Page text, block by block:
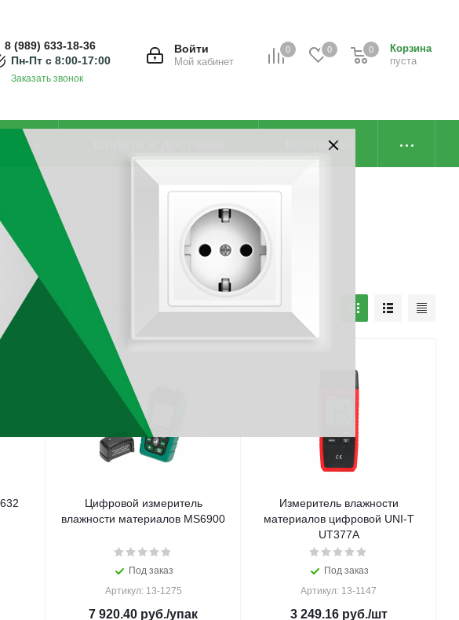
0 0
Корзина
пуста
0
Войти
Мой кабинет
8 (989) 633-18-36
Пн-Пт с 8:00-17:00
Заказать звонок
Контакты
материала
По цене По наличию
Цифровой измеритель
влажности материалов MS6900
Под заказ
Артикул: 13-1275
7 920.40 руб./упак
Измеритель влажности
материалов цифровой UNI-T
UT377A
Под заказ
Артикул: 13-1147
3 249.16руб./шт